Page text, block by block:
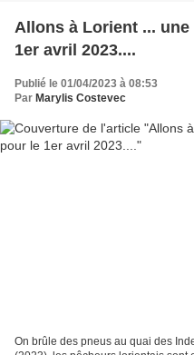
Allons à Lorient ...
1er avril 2023....
Publié le 01/04/2023 à 08:53
Par Marylis Costevec
On brûle des pneus au quai des